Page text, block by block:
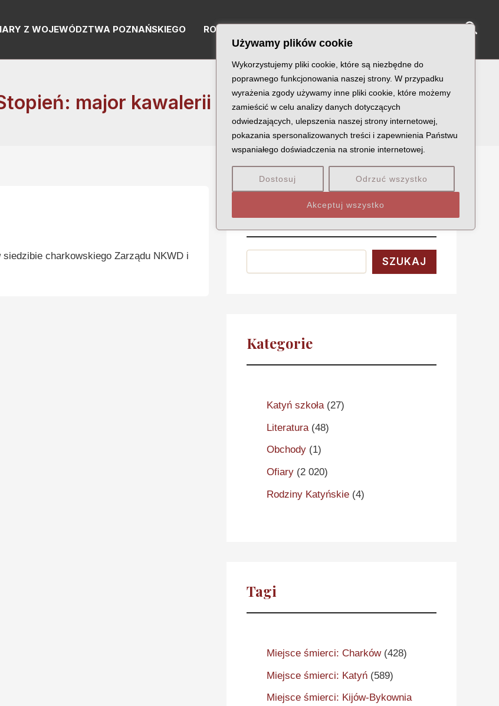
Używamy plików cookie
Wykorzystujemy pliki cookie, które są niezbędne do
poprawnego funkcjonowania naszej strony. W przypadku
wyrażenia zgody używamy inne pliki cookie, które możemy
zamieścić w celu analizy danych dotyczących
odwiedzających, ulepszenia naszej strony internetowej,
pokazania spersonalizowanych treści i zapewnienia Państwu
wspaniałego doświadczenia na stronie internetowej.
Dostosuj Odrzuć wszystko
Akceptuj wszystko
Z WOJEWÓDZTWA POZNAŃSKIEGO RODZINY KATYŃSKIE
major kawalerii
charkowskiego Zarządu NKWD i
Wyszukaj
Szukaj
SZUKAJ
Kategorie
Katyń szkoła (27)
Literatura (48)
Obchody (1)
Ofiary (2 020)
Rodziny Katyńskie (4)
Tagi
Miejsce śmierci: Charków(428)
Miejsce śmierci: Katyń (589)
Miejsce śmierci: Kijów-Bykownia